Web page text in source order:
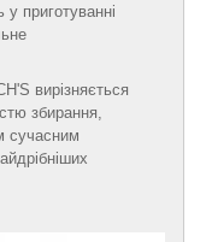
у приготуванні
вирізняється
збирання,
сучасним